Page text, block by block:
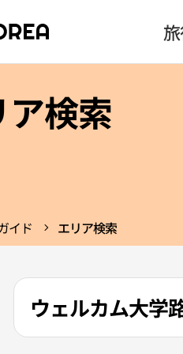
ア検索
イド エリア検索
ウェルカム大学